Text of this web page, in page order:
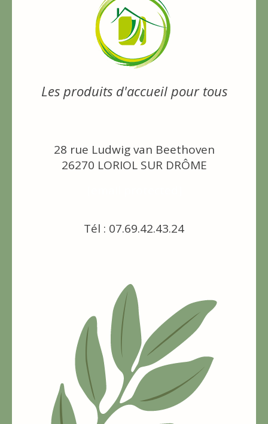
Les produits d'accueil pour tous
28 rue Ludwig van Beethoven
26270 LORIOL SUR DRÔME
Tél : 07.69.42.43.24